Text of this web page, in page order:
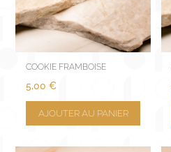
COOKIE FRAMBOISE
5,00€
AJOUTER AU PANIER